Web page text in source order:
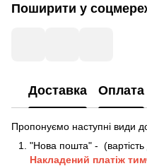
Поширити у
Доставка Оплата
Пропонуємо наступні види
"Нова пошта" - (вартість
Накладений платіж